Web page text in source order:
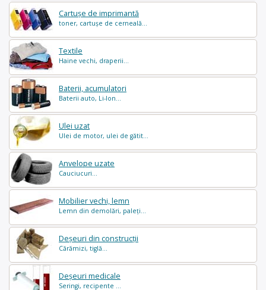
Cartușe de imprimantă
toner, cartușe de cerneală...
Textile
Haine vechi, draperii...
Baterii, acumulatori
Baterii auto, Li-Ion...
Ulei uzat
Ulei de motor, ulei de gătit...
Anvelope uzate
Cauciucuri...
Mobilier vechi, lemn
Lemn din demolări, paleți...
Deșeuri din construcții
Cărămizi, tiglă...
Deșeuri medicale
Seringi, recipente ...